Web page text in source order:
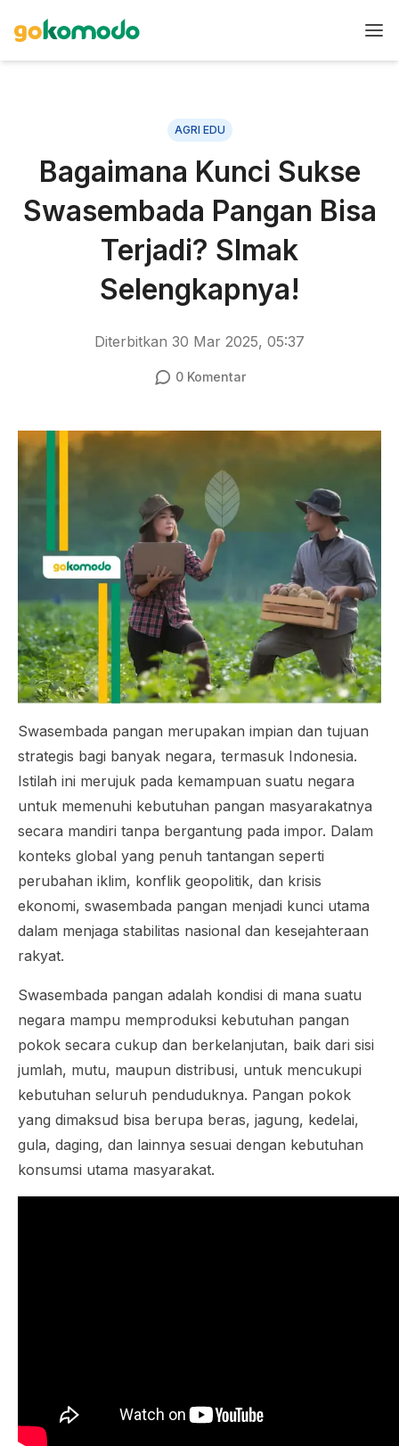
AGRI EDU
Bagaimana Kunci Sukse
Swasembada Pangan Bisa
Terjadi? SImak
Selengkapnya!
Diterbitkan 30 Mar 2025, 05:37
0Komentar
Swasembada pangan merupakan impian dan tujuan
strategis bagi banyak negara, termasuk Indonesia.
Istilah ini merujuk pada kemampuan suatu negara
untuk memenuhi kebutuhan pangan masyarakatnya
secara mandiri tanpa bergantung pada impor. Dalam
konteks global yang penuh tantangan seperti
perubahan iklim, konflik geopolitik, dan krisis
ekonomi, swasembada pangan menjadi kunci utama
dalam menjaga stabilitas nasional dan kesejahteraan
rakyat.
Swasembada pangan adalah kondisi di mana suatu
negara mampu memproduksi kebutuhan pangan
pokok secara cukup dan berkelanjutan, baik dari sisi
jumlah, mutu, maupun distribusi, untuk mencukupi
kebutuhan seluruh penduduknya. Pangan pokok
yang dimaksud bisa berupa beras, jagung, kedelai,
gula, daging, dan lainnya sesuai dengan kebutuhan
konsumsi utama masyarakat.